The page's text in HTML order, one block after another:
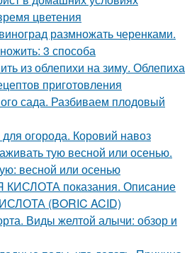
цветения
размножать черенками.
3 способа
из облепихи на зиму. Облепиха
приготовления
сада. Разбиваем плодовый
огорода. Коровий навоз
тую весной или осенью.
весной или осенью
показания. Описание
(BORIC ACID)
Виды желтой алычи: обзор и